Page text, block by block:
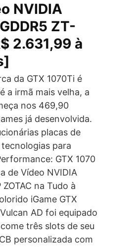
NVIDIA
ZT-
2.631,99 à
da GTX 1070Ti é
a irmã mais velha, a
nos 469,90
já desenvolvida.
placas de
para
GTX 1070
de Vídeo NVIDIA
na Tudo à
iGame GTX
AD foi equipado
três slots de seu
personalizada com